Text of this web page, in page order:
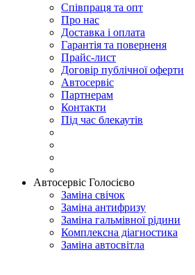
Співпраця та опт
Про нас
Доставка і оплата
Гарантія та поверненя
Прайс-лист
Договір публічної оферти
Автосервіс
Партнерам
Контакти
Під час блекаутів
Автосервіс Голосієво
Заміна свічок
Заміна антифризу
Заміна гальмівної рідини
Комплексна діагностика
Заміна автосвітла